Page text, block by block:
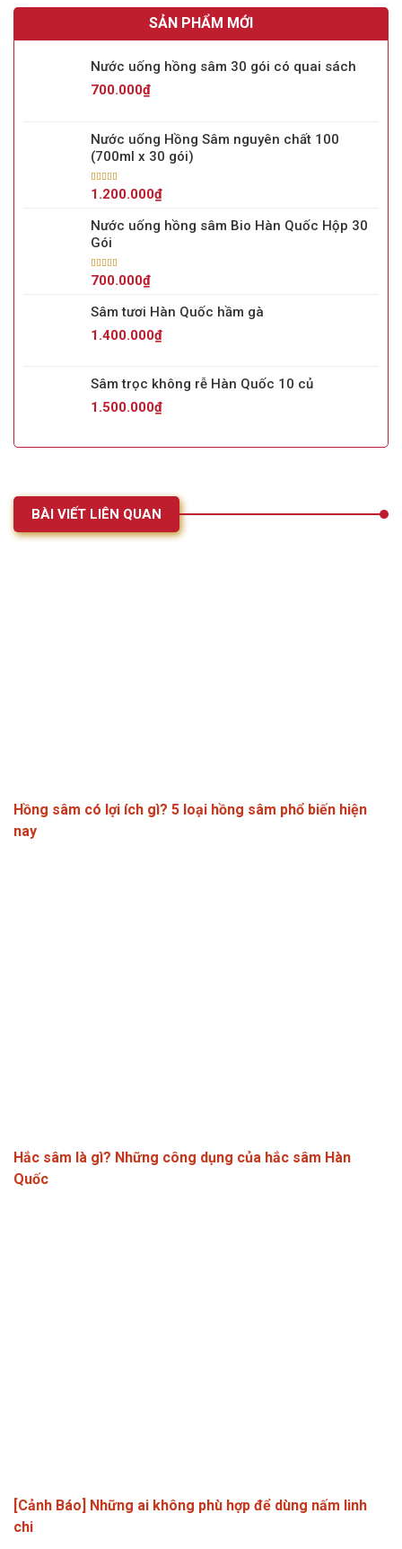
SẢN PHẨM MỚI
Nước uống hồng sâm 30 gói có quai sách
700.000₫
Nước uống Hồng Sâm nguyên chất 100
(700ml x 30 gói)
Được xếp
sao
1.200.000₫
Nước uống hồng sâm Bio Hàn Quốc Hộp 30
Gói
Được xếp
sao
700.000₫
Sâm tươi Hàn Quốc hầm gà
1.400.000₫
Sâm trọc không rễ Hàn Quốc 10 củ
1.500.000₫
BÀI VIẾT LIÊN QUAN
Hồng sâm có lợi ích gì? 5 loại hồng sâm phổ biến hiện
nay
Hắc sâm là gì? Những công dụng của hắc sâm Hàn
Quốc
[Cảnh Báo] Những ai không phù hợp để dùng nấm linh
chi